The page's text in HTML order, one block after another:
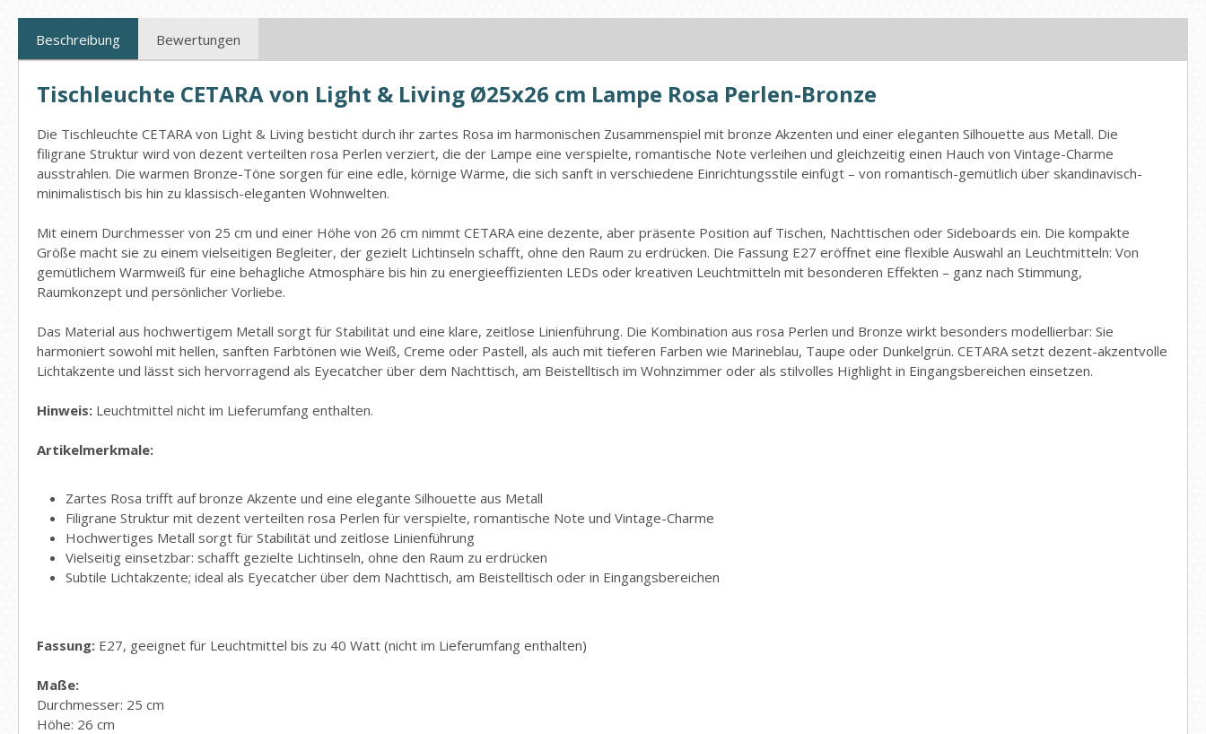
Beschreibung Bewertungen
Tischleuchte CETARA von Light & Living Ø25x26 cm Lampe Rosa Perlen-Bronze
Die Tischleuchte CETARA von Light & Living besticht durch ihr zartes Rosa im harmonischen Zusammenspiel mit bronze Akzenten und einer eleganten Silhouette aus Metall. Die
filigrane Struktur wird von dezent verteilten rosa Perlen verziert, die der Lampe eine verspielte, romantische Note verleihen und gleichzeitig einen Hauch von Vintage-Charme
ausstrahlen. Die warmen Bronze-Töne sorgen für eine edle, körnige Wärme, die sich sanft in verschiedene Einrichtungsstile einfügt – von romantisch-gemütlich über skandinavisch-
minimalistisch bis hin zu klassisch-eleganten Wohnwelten.
Mit einem Durchmesser von 25 cm und einer Höhe von 26 cm nimmt CETARA eine dezente, aber präsente Position auf Tischen, Nachttischen oder Sideboards ein. Die kompakte
Größe macht sie zu einem vielseitigen Begleiter, der gezielt Lichtinseln schafft, ohne den Raum zu erdrücken. Die Fassung E27 eröffnet eine flexible Auswahl an Leuchtmitteln: Von
gemütlichem Warmweiß für eine behagliche Atmosphäre bis hin zu energieeffizienten LEDs oder kreativen Leuchtmitteln mit besonderen Effekten – ganz nach Stimmung,
Raumkonzept und persönlicher Vorliebe.
Das Material aus hochwertigem Metall sorgt für Stabilität und eine klare, zeitlose Linienführung. Die Kombination aus rosa Perlen und Bronze wirkt besonders modellierbar: Sie
harmoniert sowohl mit hellen, sanften Farbtönen wie Weiß, Creme oder Pastell, als auch mit tieferen Farben wie Marineblau, Taupe oder Dunkelgrün. CETARA setzt dezent-akzentvolle
Lichtakzente und lässt sich hervorragend als Eyecatcher über dem Nachttisch, am Beistelltisch im Wohnzimmer oder als stilvolles Highlight in Eingangsbereichen einsetzen.
Hinweis: Leuchtmittel nicht im Lieferumfang enthalten.
Artikelmerkmale:
Zartes Rosa trifft auf bronze Akzente und eine elegante Silhouette aus Metall
Filigrane Struktur mit dezent verteilten rosa Perlen für verspielte, romantische Note und Vintage-Charme
Hochwertiges Metall sorgt für Stabilität und zeitlose Linienführung
Vielseitig einsetzbar: schafft gezielte Lichtinseln, ohne den Raum zu erdrücken
Subtile Lichtakzente; ideal als Eyecatcher über dem Nachttisch, am Beistelltisch oder in Eingangsbereichen
Fassung: E27, geeignet für Leuchtmittel bis zu 40 Watt (nicht im Lieferumfang enthalten)
Maße:
Durchmesser: 25 cm
Höhe: 26 cm